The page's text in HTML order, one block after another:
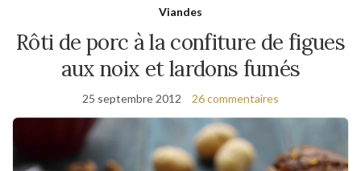
Viandes
Rôti de porc à la confiture de figues
aux noix et lardons fumés
25 septembre 2012 26 commentaires